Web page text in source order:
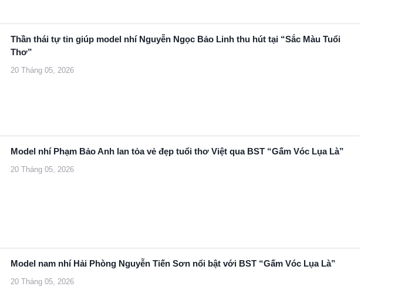
Thần thái tự tin giúp model nhí Nguyễn Ngọc Bảo Linh thu hút tại “Sắc Màu Tuổi
Thơ”
20 Tháng 05, 2026
Model nhí Phạm Bảo Anh lan tỏa vẻ đẹp tuổi thơ Việt qua BST “Gấm Vóc Lụa Là”
20 Tháng 05, 2026
Model nam nhí Hải Phòng Nguyễn Tiến Sơn nổi bật với BST “Gấm Vóc Lụa Là”
20 Tháng 05, 2026